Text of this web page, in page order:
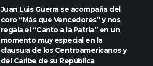
Juan Luis Guerra se acompaña del
coro “Más que Vencedores” y nos
regala el “Canto a la Patria” en un
momento muy especial en la
clausura de los Centroamericanos y
del Caribe de su República